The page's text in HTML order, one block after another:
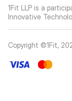
1Fit LLP is a
Innovative
Copyright ©1Fit,